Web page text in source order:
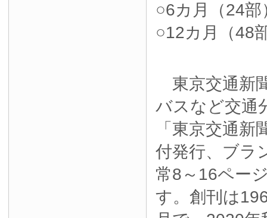
○6カ月（24
○12カ月（48
東京交通新
バスなど交通
「東京交通新
付発行、ブラ
常8～16ペー
す。創刊は